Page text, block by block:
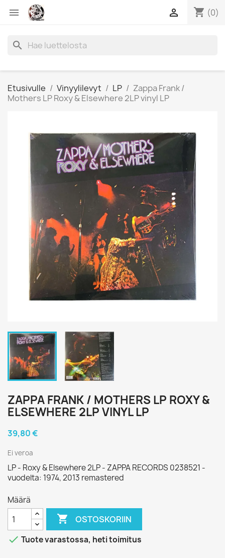
 shopping_cart (0)

search
Etusivulle Vinyylilevyt LP
Zappa Frank /
Mothers LP Roxy & Elsewhere 2LP vinyl LP
ZAPPA FRANK / MOTHERS LP ROXY &
ELSEWHERE 2LP VINYL LP
39,80 €
Ei veroa
LP - Roxy & Elsewhere 2LP - ZAPPA RECORDS 0238521 -
vuodelta: 1974, 2013 remastered
Määrä
 OSTOSKORIIN
 Tuote varastossa, heti toimitus